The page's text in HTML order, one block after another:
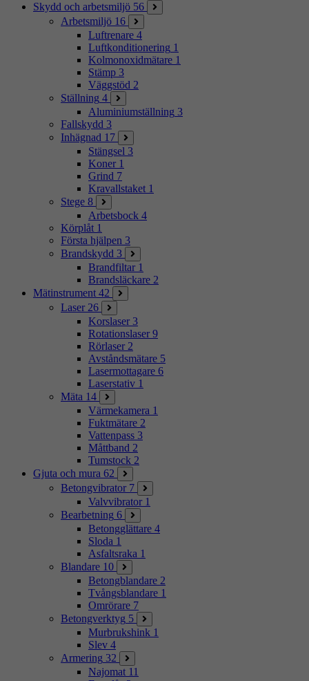
Skydd och arbetsmiljö 56
Arbetsmiljö 16
Luftrenare 4
Luftkonditionering 1
Kolmonoxidmätare 1
Stämp 3
Väggstöd 2
Ställning 4
Aluminiumställning 3
Fallskydd 3
Inhägnad 17
Stängsel 3
Koner 1
Grind 7
Kravallstaket 1
Stege 8
Arbetsbock 4
Körplåt 1
Första hjälpen 3
Brandskydd 3
Brandfiltar 1
Brandsläckare 2
Mätinstrument 42
Laser 26
Korslaser 3
Rotationslaser 9
Rörlaser 2
Avståndsmätare 5
Lasermottagare 6
Laserstativ 1
Mäta 14
Värmekamera 1
Fuktmätare 2
Vattenpass 3
Måttband 2
Tumstock 2
Gjuta och mura 62
Betongvibrator 7
Valvvibrator 1
Bearbetning 6
Betongglättare 4
Sloda 1
Asfaltsraka 1
Blandare 10
Betongblandare 2
Tvångsblandare 1
Omrörare 7
Betongverktyg 5
Murbrukshink 1
Slev 4
Armering 32
Najomat 11